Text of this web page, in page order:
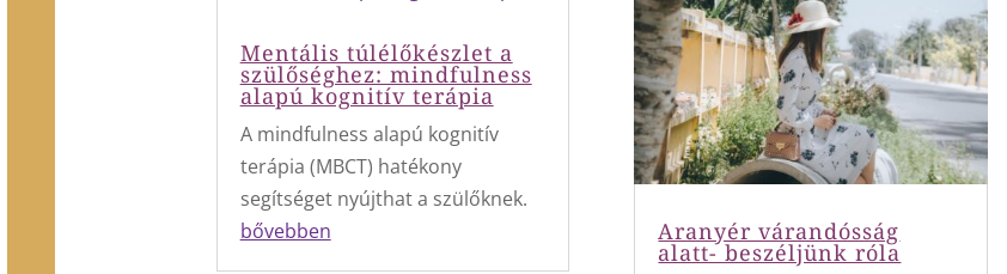
Mentális túlélőkészlet a
szülőséghez: mindfulness
alapú kognitív terápia
A mindfulness alapú kognitív
terápia (MBCT) hatékony
segítséget nyújthat a szülőknek.
bővebben
Aranyér várandósság
alatt- beszéljünk róla